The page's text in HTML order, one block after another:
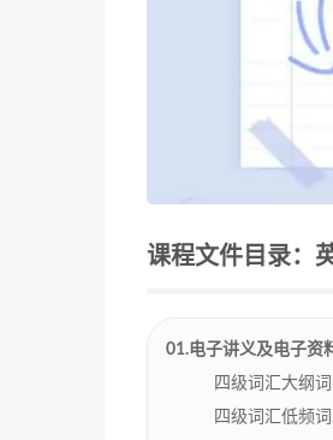
课程文件目录：
01.电子讲义及电子资
四级词汇大纲
四级词汇低频